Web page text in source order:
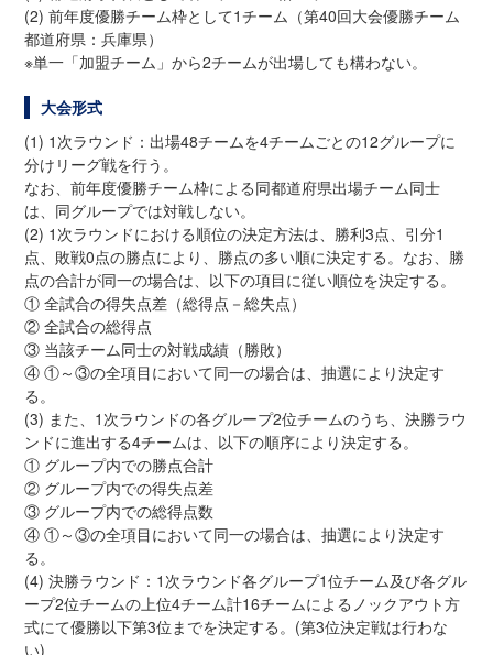
(2) 前年度優勝チーム枠として1チーム（第40回大会優勝チーム
都道府県：兵庫県）
※単一「加盟チーム」から2チームが出場しても構わない。
大会形式
(1) 1次ラウンド：出場48チームを4チームごとの12グループに
分けリーグ戦を行う。
なお、前年度優勝チーム枠による同都道府県出場チーム同士
は、同グループでは対戦しない。
(2) 1次ラウンドにおける順位の決定方法は、勝利3点、引分1
点、敗戦0点の勝点により、勝点の多い順に決定する。なお、勝
点の合計が同一の場合は、以下の項目に従い順位を決定する。
① 全試合の得失点差（総得点－総失点）
② 全試合の総得点
③ 当該チーム同士の対戦成績（勝敗）
④ ①～③の全項目において同一の場合は、抽選により決定す
る。
(3) また、1次ラウンドの各グループ2位チームのうち、決勝ラウ
ンドに進出する4チームは、以下の順序により決定する。
① グループ内での勝点合計
② グループ内での得失点差
③ グループ内での総得点数
④ ①～③の全項目において同一の場合は、抽選により決定す
る。
(4) 決勝ラウンド：1次ラウンド各グループ1位チーム及び各グル
ープ2位チームの上位4チーム計16チームによるノックアウト方
式にて優勝以下第3位までを決定する。(第3位決定戦は行わな
い)